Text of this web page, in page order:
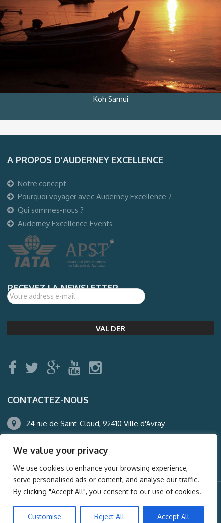
We value your privacy
We use cookies to enhance your browsing experience,
serve personalised ads or content, and analyse our traffic.
By clicking "Accept All", you consent to our use of cookies.
Customise Reject All Accept All
Koh Samui
A PROPOS D’AUDERNEY EXCELLENCE
Notre concept
Pourquoi voyager avec Auderney Excellence ?
Qui sommes-nous ?
Auderney Excellence Events
RECEVEZ LA NEWSLETTER
CONTACTEZ-NOUS
24 rue de Saint-Cloud, 92410 Ville d'Avray